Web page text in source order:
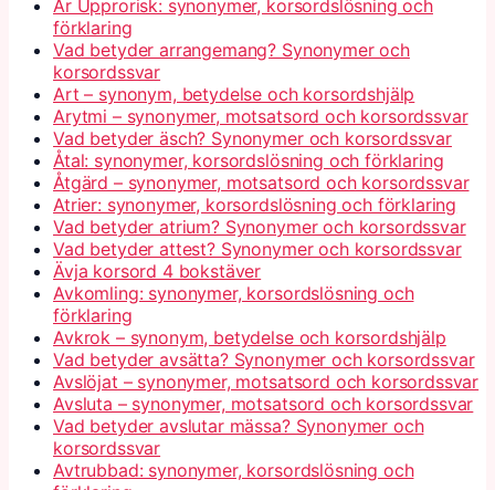
Är Upprorisk: synonymer, korsordslösning och
förklaring
Vad betyder arrangemang? Synonymer och
korsordssvar
Art – synonym, betydelse och korsordshjälp
Arytmi – synonymer, motsatsord och korsordssvar
Vad betyder äsch? Synonymer och korsordssvar
Åtal: synonymer, korsordslösning och förklaring
Åtgärd – synonymer, motsatsord och korsordssvar
Atrier: synonymer, korsordslösning och förklaring
Vad betyder atrium? Synonymer och korsordssvar
Vad betyder attest? Synonymer och korsordssvar
Ävja korsord 4 bokstäver
Avkomling: synonymer, korsordslösning och
förklaring
Avkrok – synonym, betydelse och korsordshjälp
Vad betyder avsätta? Synonymer och korsordssvar
Avslöjat – synonymer, motsatsord och korsordssvar
Avsluta – synonymer, motsatsord och korsordssvar
Vad betyder avslutar mässa? Synonymer och
korsordssvar
Avtrubbad: synonymer, korsordslösning och